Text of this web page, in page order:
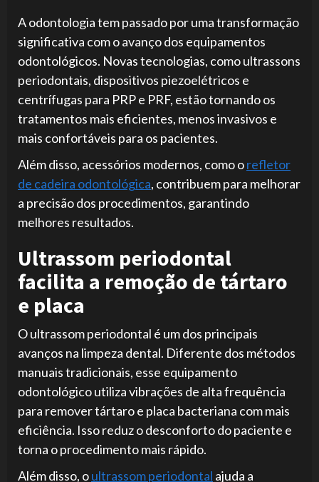
A odontologia tem passado por uma transformação
significativa com o avanço dos equipamentos
odontológicos. Novas tecnologias, como ultrassons
periodontais, dispositivos piezoelétricos e
centrífugas para PRP e PRF, estão tornando os
tratamentos mais eficientes, menos invasivos e
mais confortáveis para os pacientes.
Além disso, acessórios modernos, como orefletor
de cadeira odontológica, contribuem para melhorar
a precisão dos procedimentos, garantindo
melhores resultados.
Ultrassom periodontal
facilita a remoção de tártaro
e placa
O ultrassom periodontal é um dos principais
avanços na limpeza dental. Diferente dos métodos
manuais tradicionais, esse equipamento
odontológico utiliza vibrações de alta frequência
para remover tártaro e placa bacteriana com mais
eficiência. Isso reduz o desconforto do paciente e
torna o procedimento mais rápido.
Além disso, oultrassom periodontal ajuda a